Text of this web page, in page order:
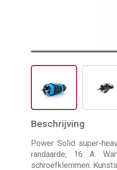
Beschrijving
Power Solid super-
randaarde, 16 A.
schroefklemmen.